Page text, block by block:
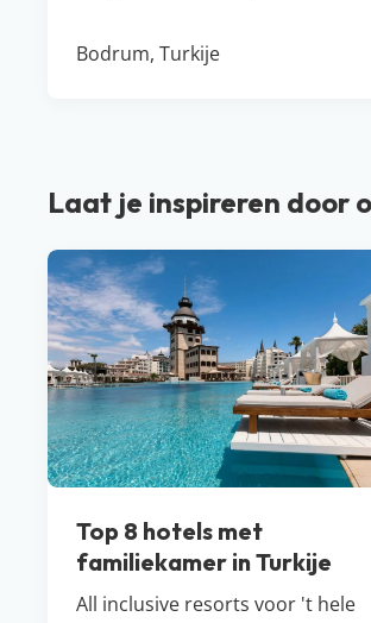
Bodrum, Turkije
Laat je inspireren door
Top 8 hotels met
familiekamer in Turkije
All inclusive resorts voor 't hele